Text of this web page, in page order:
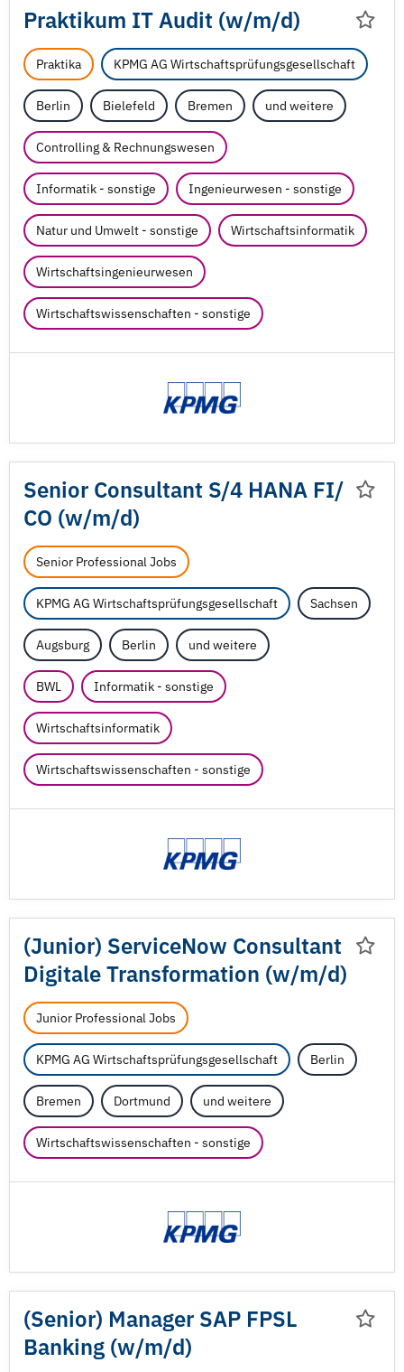
Praktikum IT Audit (w/m/d)
Praktika KPMG AG Wirtschaftsprüfungsgesellschaft
Berlin Bielefeld Bremen und weitere
Controlling & Rechnungswesen
Informatik - sonstige Ingenieurwesen - sonstige
Natur und Umwelt - sonstige Wirtschaftsinformatik
Wirtschaftsingenieurwesen
Wirtschaftswissenschaften - sonstige
Senior Consultant S/4 HANA FI/
CO (w/m/d)
Senior Professional Jobs
KPMG AG Wirtschaftsprüfungsgesellschaft Sachsen
Augsburg Berlin und weitere
BWL Informatik - sonstige
Wirtschaftsinformatik
Wirtschaftswissenschaften - sonstige
(Junior) ServiceNow Consultant
Digitale Transformation (w/m/d)
Junior Professional Jobs
KPMG AG Wirtschaftsprüfungsgesellschaft Berlin
Bremen Dortmund und weitere
Wirtschaftswissenschaften - sonstige
(Senior) Manager SAP FPSL
Banking (w/m/d)